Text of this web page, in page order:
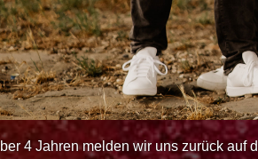
4 Jahren melden wir uns zurück auf